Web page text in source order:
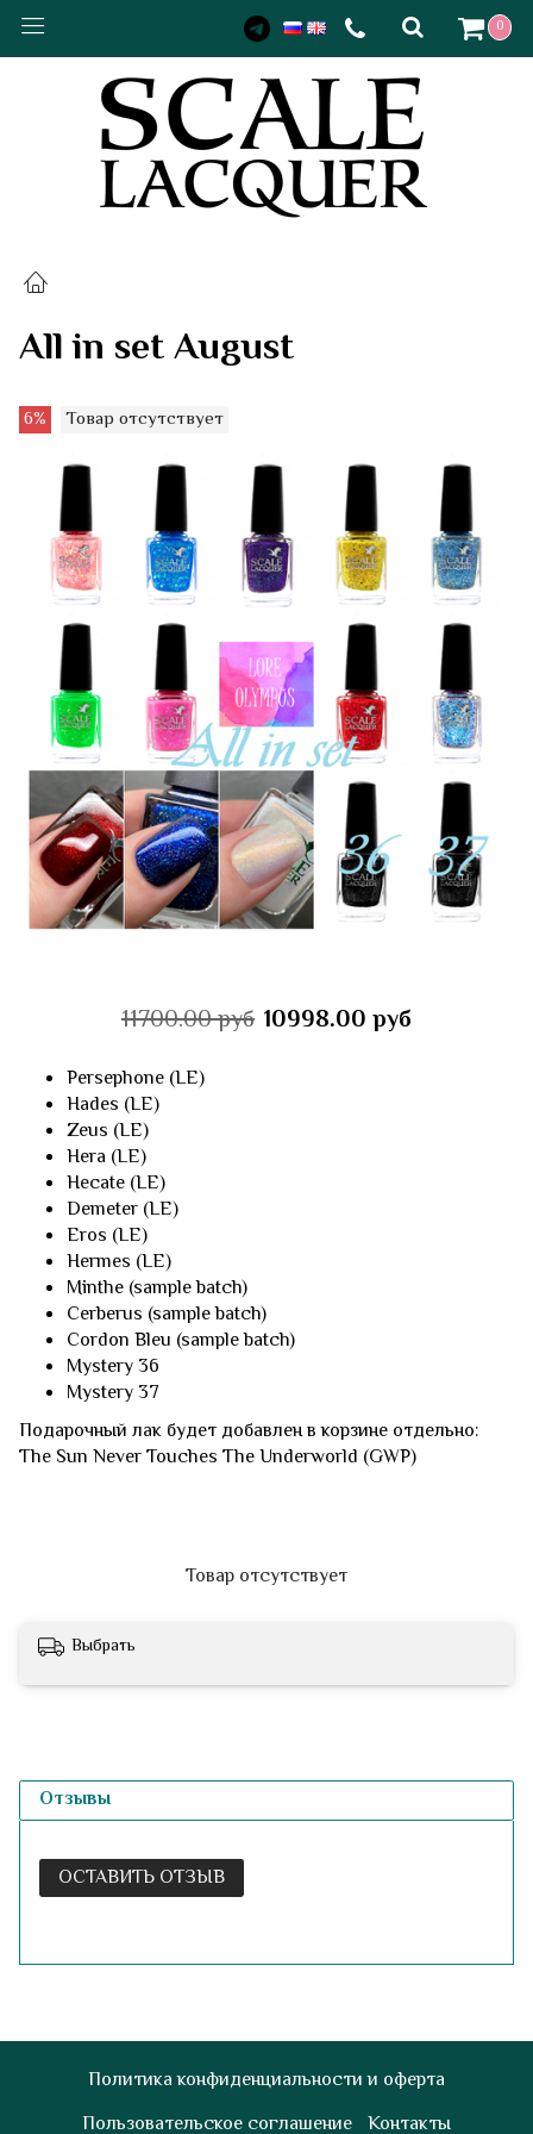
0
All in set August
6% Товар отсутствует
11700.00 руб 10998.00 руб
Persephone (LE)
Hades (LE)
Zeus (LE)
Hera (LE)
Hecate (LE)
Demeter (LE)
Eros (LE)
Hermes (LE)
Minthe (sample batch)
Cerberus (sample batch)
Cordon Bleu (sample batch)
Mystery 36
Mystery 37
Подарочный лак будет добавлен в корзине отдельно:
The Sun Never Touches The Underworld (GWP)
Товар отсутствует
Выбрать
Отзывы
ОСТАВИТЬ ОТЗЫВ
Политика конфиденциальности и оферта
Пользовательское соглашение Контакты